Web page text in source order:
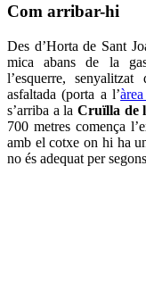
Com arribar-hi
Des d’Horta de Sant
mica abans de la
l’esquerre,
asfaltada (porta a l’
s’arriba a laCruïlla de
700 metres comença
amb el cotxe on hi ha
no és adequat per